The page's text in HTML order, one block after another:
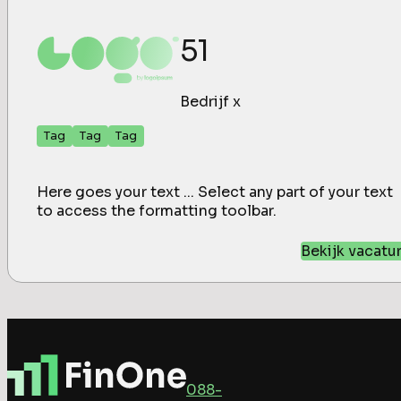
51
Bedrijf x
Tag Tag Tag
Here goes your text ... Select any part of your text
to access the formatting toolbar.
Bekijk
088-